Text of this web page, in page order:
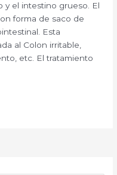
y el intestino grueso. El
forma de saco de
Esta
al Colon irritable,
etc. El tratamiento